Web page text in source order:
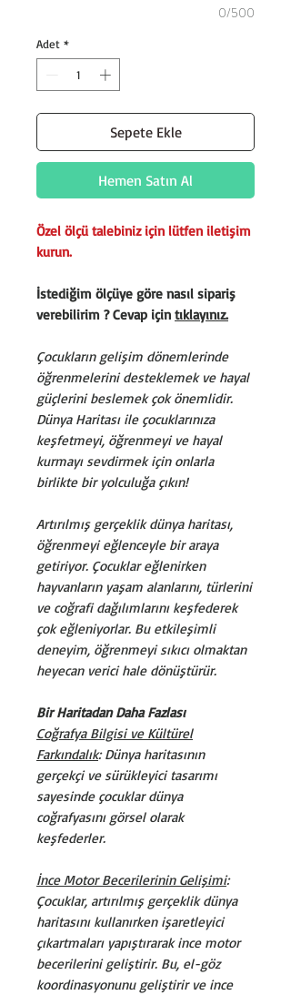
0/500
Adet *
Sepete Ekle
Hemen Satın Al
Özel ölçü talebiniz için lütfen iletişim
kurun.
İstediğim ölçüye göre nasıl sipariş
verebilirim ? Cevap için tıklayınız.
Çocukların gelişim dönemlerinde
öğrenmelerini desteklemek ve hayal
güçlerini beslemek çok önemlidir.
Dünya Haritası ile çocuklarınıza
keşfetmeyi, öğrenmeyi ve hayal
kurmayı sevdirmek için onlarla
birlikte bir yolculuğa çıkın!
Artırılmış gerçeklik dünya haritası,
öğrenmeyi eğlenceyle bir araya
getiriyor. Çocuklar eğlenirken
hayvanların yaşam alanlarını, türlerini
ve coğrafi dağılımlarını keşfederek
çok eğleniyorlar. Bu etkileşimli
deneyim, öğrenmeyi sıkıcı olmaktan
heyecan verici hale dönüştürür.
Bir Haritadan Daha Fazlası
Coğrafya Bilgisi ve Kültürel
Farkındalık: Dünya haritasının
gerçekçi ve sürükleyici tasarımı
sayesinde çocuklar dünya
coğrafyasını görsel olarak
keşfederler.
İnce Motor Becerilerinin Gelişimi:
Çocuklar, artırılmış gerçeklik dünya
haritasını kullanırken işaretleyici
çıkartmaları yapıştırarak ince motor
becerilerini geliştirir. Bu, el-göz
koordinasyonunu geliştirir ve ince